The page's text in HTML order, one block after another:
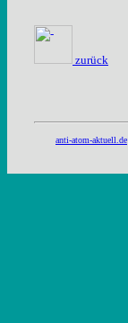
zurück
anti-atom-aktuell.de